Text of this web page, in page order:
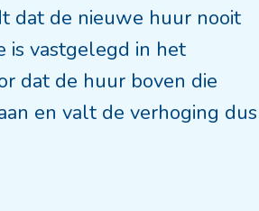
dat de nieuwe huur nooit
is vastgelegd in het
dat de huur boven die
en valt de verhoging dus